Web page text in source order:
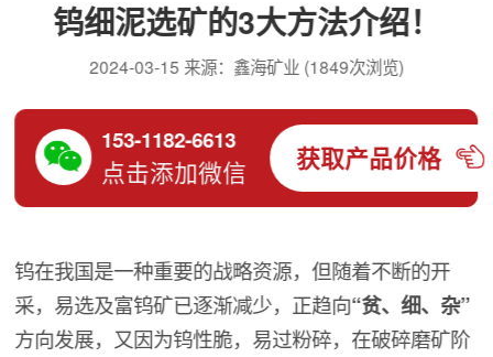
钨细泥选矿的3大方法介绍！
2024-03-15 来源：鑫海矿业 (1849次浏览)
153-1182-6613
点击添加微信 获取产品价格
钨在我国是一种重要的战略资源，但随着不断的开
采，易选及富钨矿已逐渐减少，正趋向“贫、细、杂”
方向发展，又因为钨性脆，易过粉碎，在破碎磨矿阶